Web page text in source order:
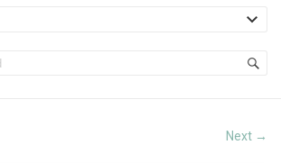
Next →